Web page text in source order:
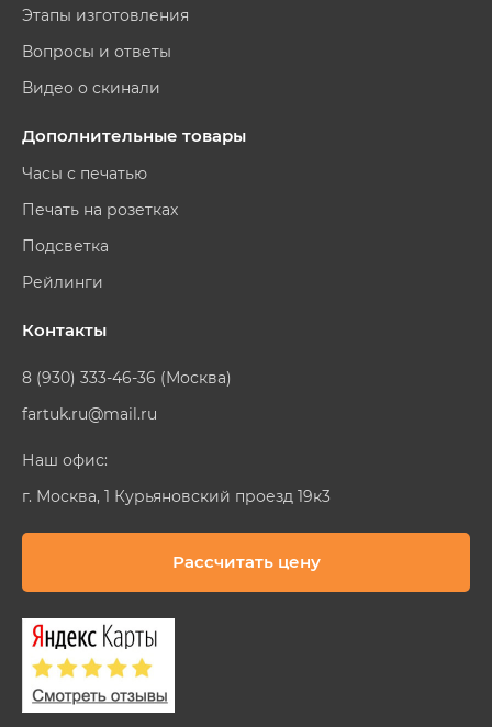
Этапы изготовления
Вопросы и ответы
Видео о скинали
Дополнительные товары
Часы с печатью
Печать на розетках
Подсветка
Рейлинги
Контакты
8 (930) 333-46-36 (Москва)
fartuk.ru@mail.ru
Наш офис:
г. Москва, 1 Курьяновский проезд 19к3
Рассчитать цену